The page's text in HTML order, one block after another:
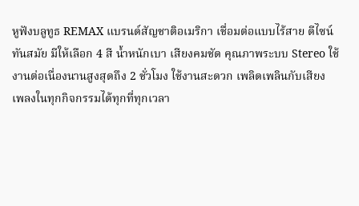
หูฟังบลูทูธ REMAX แบรนด์สัญชาติอเมริกา เชื่อมต่อแบบไร้สาย ดีไซน์
ทันสมัย มีให้เลือก 4 สี น้ำหนักเบา เสียงคมชัด คุณภาพระบบ Stereo ใช้
งานต่อเนื่องนานสูงสุดถึง 2 ชั่วโมง ใช้งานสะดวก เพลิดเพลินกับเสียง
เพลงในทุกกิจกรรมได้ทุกที่ทุกเวลา